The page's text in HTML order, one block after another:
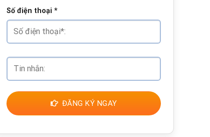
Số điện thoại *
ĐĂNG KÝ NGAY